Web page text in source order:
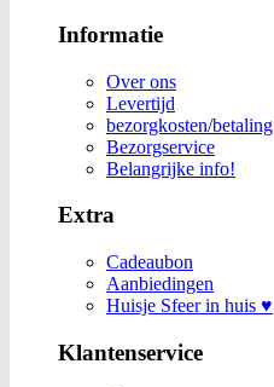
Informatie
Over ons
Levertijd
bezorgkosten/betaling
Bezorgservice
Belangrijke info!
Extra
Cadeaubon
Aanbiedingen
Huisje Sfeer in huis ♥
Klantenservice